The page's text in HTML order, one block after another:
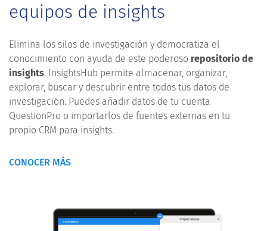
equipos de insights
Elimina los silos de investigación y democratiza el
conocimiento con ayuda de este poderoso repositorio de
insights. InsightsHub permite almacenar, organizar,
explorar, buscar y descubrir entre todos tus datos de
investigación. Puedes añadir datos de tu cuenta
QuestionPro o importarlos de fuentes externas en tu
propio CRM para insights.
CONOCER MÁS